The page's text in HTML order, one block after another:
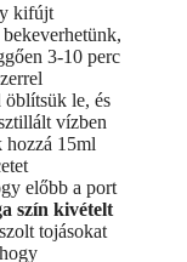
kifújt
3-10 perc
le, és
vízben
15ml
előbb a port
szín kivételt
tojásokat